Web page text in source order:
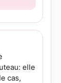
elle
cas,